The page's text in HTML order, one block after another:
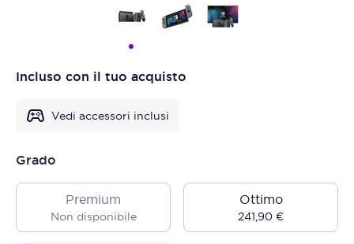
Incluso con il tuo acquisto
Vedi accessori inclusi
Grado
Premium
Non disponibile
Ottimo
241,90 €